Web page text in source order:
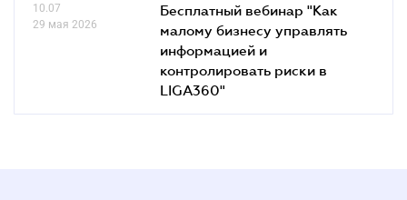
10.07
29 мая 2026
Бесплатный вебинар "Как
малому бизнесу управлять
информацией и
контролировать риски в
LIGA360"